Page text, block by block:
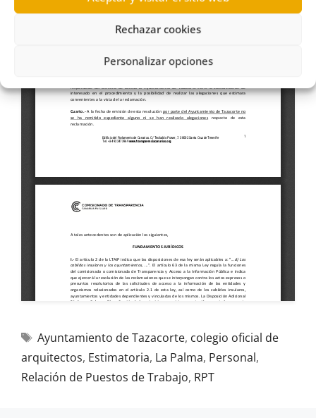
Rechazar cookies
Personalizar opciones
Ayuntamiento de Tazacorte, colegio oficial de
arquitectos, Estimatoria, La Palma, Personal,
Relación de Puestos de Trabajo, RPT